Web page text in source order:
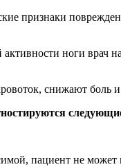
признаки
ноги
снижают
пациент не может